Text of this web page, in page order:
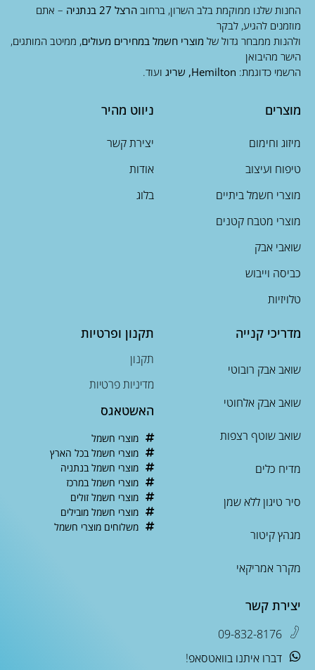
החנות שלנו ממוקמת בלב השרון, ברחוב הרצל 27 בנתניה
– אתם
מוזמנים להגיע, לבקר
ולהנות ממבחר גדול של מוצרי חשמל במחירים מעולים, ממיטב המותגים,
הישר מהיבואן
הרשמי כדוגמת: Hemilton, שריג ועוד.
מוצרים
מיזוג וחימום
טיפוח ועיצוב
מוצרי חשמל ביתיים
מוצרי מטבח קטנים
שואבי אבק
כביסה וייבוש
טלויזיות
ניווט מהיר
יצירת קשר
אודות
בלוג
מדריכי קנייה
שואב אבק רובוטי
שואב אבק אלחוטי
שואב שוטף רצפות
מדיח כלים
סיר טיגון ללא שמן
מגהץ קיטור
מקרר אמריקאי
תקנון ופרטיות
תקנון
מדיניות פרטיות
האשטאגס
מוצרי חשמל
מוצרי חשמל בכל הארץ
מוצרי חשמל בנתניה
מוצרי חשמל במרכז
מוצרי חשמל זולים
מוצרי חשמל מובילים
משלוחים מוצרי חשמל
יצירת קשר
09-832-8176
דברו איתנו בוואטסאפ!